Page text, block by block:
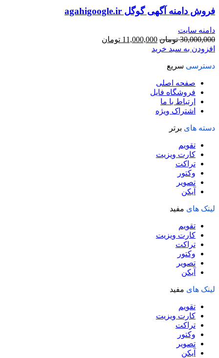
فروش دامنه آگهی گوگل agahigoogle.ir
دامنه سایت
30,000,000 تومان قیمت
اصلی
11,000,000 تومان
افزودن به سبد خرید
دسترسی سریع
صفحه اصلی
فروشگاه فایل
ارتباط با ما
اشتراک ویژه
دسته های برتر
تقویم
کارت ویزیت
تراکت
وکتور
تصویر
آیکن
لینک های مفید
تقویم
کارت ویزیت
تراکت
وکتور
تصویر
آیکن
لینک های مفید
تقویم
کارت ویزیت
تراکت
وکتور
تصویر
آیکن